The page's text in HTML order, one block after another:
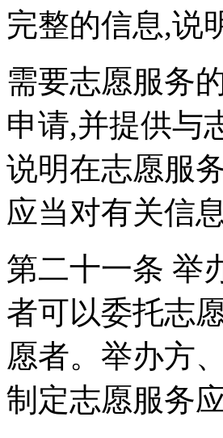
完整的信息,说
需要志愿服务
申请,并提供与
说明在志愿服
应当对有关信
第二十一条 举
者可以委托志
愿者。举办方
制定志愿服务